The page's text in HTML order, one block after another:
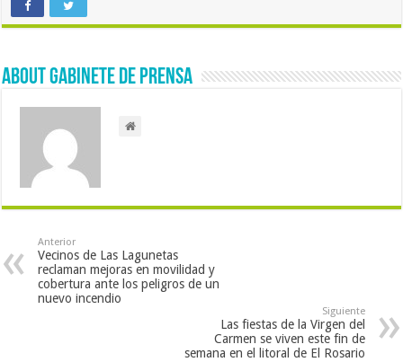
About Gabinete de Prensa
Anterior
Vecinos de Las Lagunetas
reclaman mejoras en movilidad y
cobertura ante los peligros de un
nuevo incendio
Siguiente
Las fiestas de la Virgen del
Carmen se viven este fin de
semana en el litoral de El Rosario